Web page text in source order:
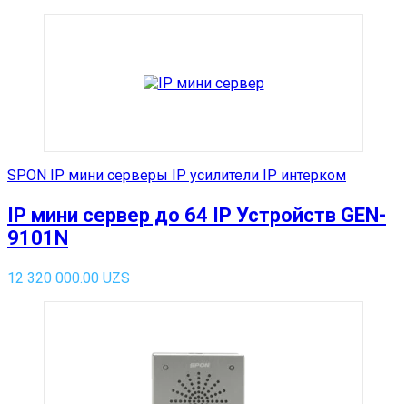
SPON IP мини серверы IP усилители IP интерком
IP мини сервер до 64 IP Устройств GEN-
9101N
12 320 000.00 UZS